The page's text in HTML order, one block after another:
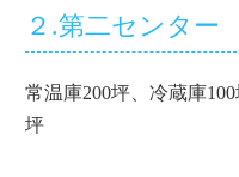
２.第二センター
常温庫200坪、冷蔵庫
坪